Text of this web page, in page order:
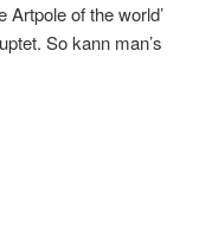
Artpole of the world’
So kann man’s